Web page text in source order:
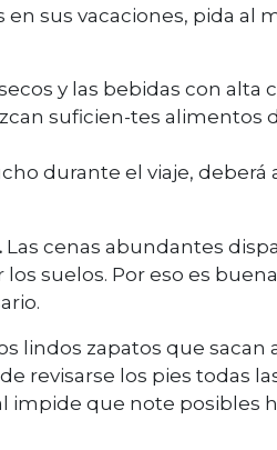
sus vacaciones, pida al
y las bebidas con alta
suficien-tes alimentos
durante el viaje, deberá
Las cenas abundantes
suelos. Por eso es
lindos zapatos que sacan
revisarse los pies todas
impide que note posibles